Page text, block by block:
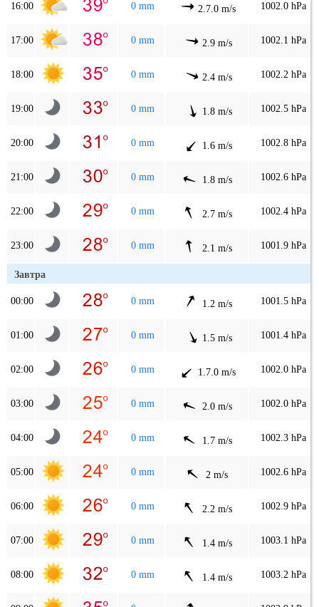
16:00 0 mm 2.7.0 m/s 1002.0 hPa
17:00 0 mm 2.9 m/s 1002.1 hPa
18:00 0 mm 2.4 m/s 1002.2 hPa
19:00 0 mm 1.8 m/s 1002.5 hPa
20:00 0 mm 1.6 m/s 1002.8 hPa
21:00 0 mm 1.8 m/s 1002.6 hPa
22:00 0 mm 2.7 m/s 1002.4 hPa
23:00 0 mm 2.1 m/s 1001.9 hPa
Завтра
00:00 0 mm 1.2 m/s 1001.5 hPa
01:00 0 mm 1.5 m/s 1001.4 hPa
02:00 0 mm 1.7.0 m/s 1002.0 hPa
03:00 0 mm 2.0 m/s 1002.0 hPa
04:00 0 mm 1.7 m/s 1002.3 hPa
05:00 0 mm 2 m/s 1002.6 hPa
06:00 0 mm 2.2 m/s 1002.9 hPa
07:00 0 mm 1.4 m/s 1003.1 hPa
08:00 0 mm 1.4 m/s 1003.2 hPa